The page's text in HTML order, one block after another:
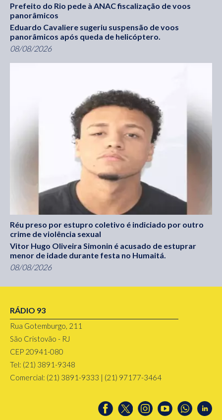
Prefeito do Rio pede à ANAC fiscalização de voos
panorâmicos
Eduardo Cavaliere sugeriu suspensão de voos
panorâmicos após queda de helicóptero.
08/08/2026
Réu preso por estupro coletivo é indiciado por outro
crime de violência sexual
Vitor Hugo Oliveira Simonin é acusado de estuprar
menor de idade durante festa no Humaitá.
08/08/2026
RÁDIO 93
Rua Gotemburgo, 211
São Cristovão - RJ
CEP 20941-080
Tel: (21) 3891-9348
Comercial: (21) 3891-9333 | (21) 97177-3464